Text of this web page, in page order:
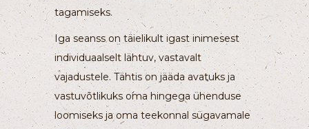
tagamiseks.
Iga seanss on täielikult igast inimesest
individuaalselt lähtuv, vastavalt
vajadustele. Tähtis on jääda avatuks ja
vastuvõtlikuks oma hingega ühenduse
loomiseks ja oma teekonnal sügavamale